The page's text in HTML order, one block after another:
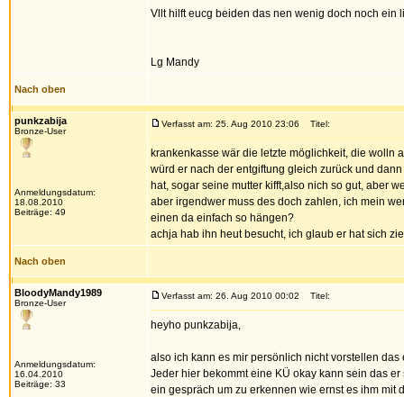
Vllt hilft eucg beiden das nen wenig doch noch ein
Lg Mandy
Nach oben
punkzabija
Bronze-User
Anmeldungsdatum:
18.08.2010
Beiträge: 49
Verfasst am: 25. Aug 2010 23:06 Titel:
krankenkasse wär die letzte möglichkeit, die wolln
würd er nach der entgiftung gleich zurück und
hat, sogar seine mutter kifft,also nich so gut, aber
aber irgendwer muss des doch zahlen, ich mein
einen da einfach so hängen?
achja hab ihn heut besucht, ich glaub er hat sich
Nach oben
BloodyMandy1989
Bronze-User
Anmeldungsdatum:
16.04.2010
Beiträge: 33
Verfasst am: 26. Aug 2010 00:02 Titel:
heyho punkzabija,
also ich kann es mir persönlich nicht vorstellen
Jeder hier bekommt eine KÜ okay kann sein das
ein gespräch um zu erkennen wie ernst es ihm mit